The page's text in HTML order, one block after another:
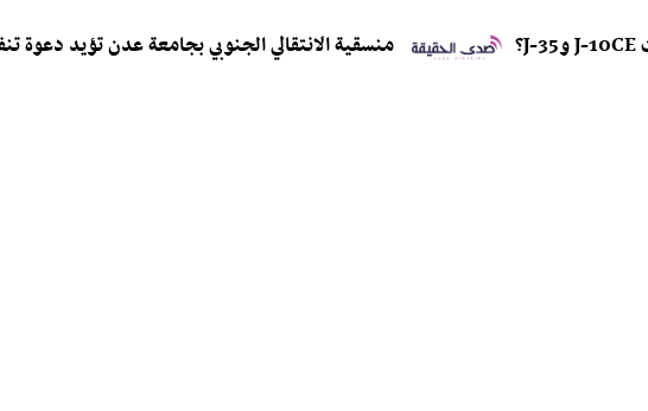
منسقية الانتقالي الجنوبي بجامعة عدن تؤيد دعوة تنفيذية